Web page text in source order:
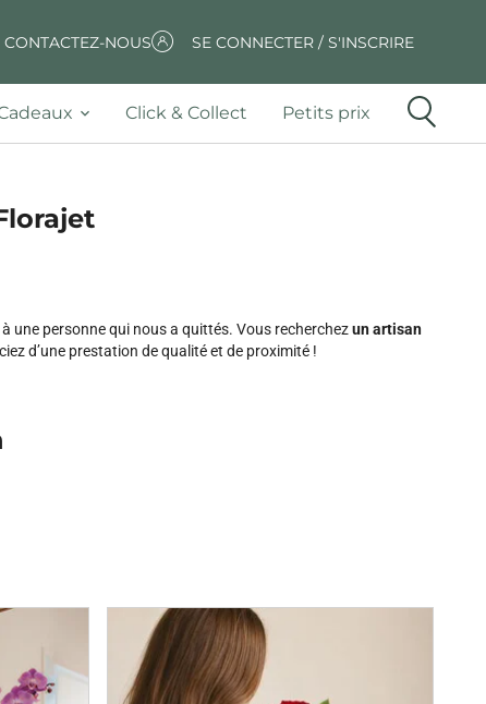
CONTACTEZ-NOUS SE CONNECTER / S'INSCRIRE
Click & Collect Petits prix
une personne qui nous a quittés. Vous recherchezun artisan
d’une prestation de qualité et de proximité !